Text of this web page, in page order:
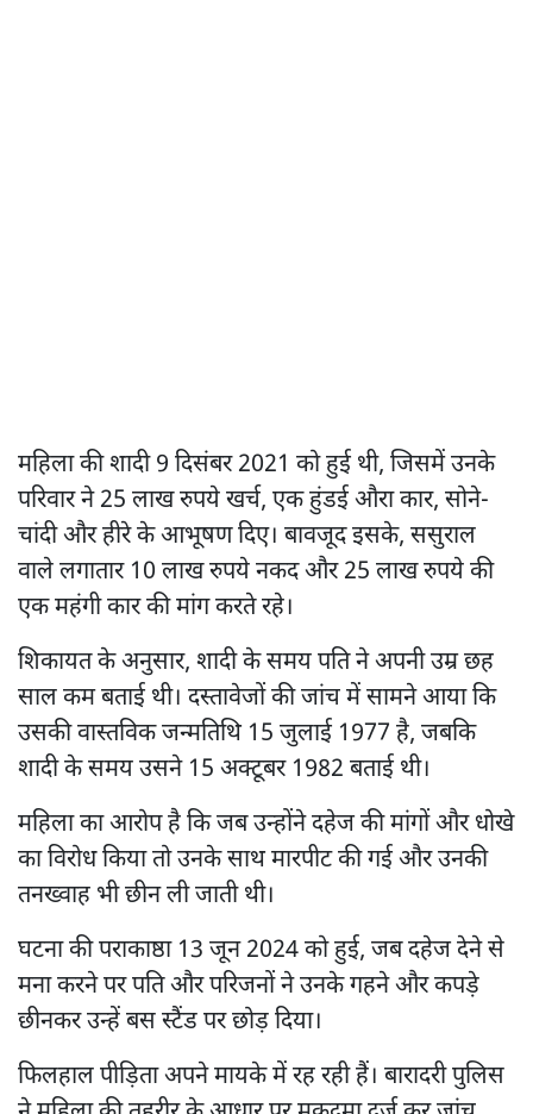
महिला की शादी 9 दिसंबर 2021 को हुई थी, जिसमें उनके
परिवार ने 25 लाख रुपये खर्च, एक हुंडई औरा कार, सोने-
चांदी और हीरे के आभूषण दिए। बावजूद इसके, ससुराल
वाले लगातार 10 लाख रुपये नकद और 25 लाख रुपये की
एक महंगी कार की मांग करते रहे।
शिकायत के अनुसार, शादी के समय पति ने अपनी उम्र छह
साल कम बताई थी। दस्तावेजों की जांच में सामने आया कि
उसकी वास्तविक जन्मतिथि 15 जुलाई 1977 है, जबकि
शादी के समय उसने 15 अक्टूबर 1982 बताई थी।
महिला का आरोप है कि जब उन्होंने दहेज की मांगों और धोखे
का विरोध किया तो उनके साथ मारपीट की गई और उनकी
तनख्वाह भी छीन ली जाती थी।
घटना की पराकाष्ठा 13 जून 2024 को हुई, जब दहेज देने से
मना करने पर पति और परिजनों ने उनके गहने और कपड़े
छीनकर उन्हें बस स्टैंड पर छोड़ दिया।
फिलहाल पीड़िता अपने मायके में रह रही हैं। बारादरी पुलिस